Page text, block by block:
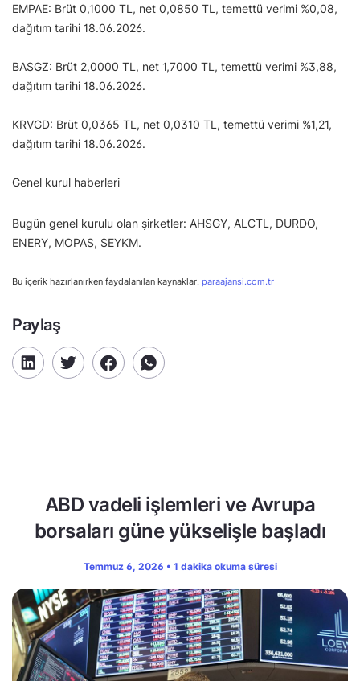
EMPAE: Brüt 0,1000 TL, net 0,0850 TL, temettü verimi %0,08,
dağıtım tarihi 18.06.2026.
BASGZ: Brüt 2,0000 TL, net 1,7000 TL, temettü verimi %3,88,
dağıtım tarihi 18.06.2026.
KRVGD: Brüt 0,0365 TL, net 0,0310 TL, temettü verimi %1,21,
dağıtım tarihi 18.06.2026.
Genel kurul haberleri
Bugün genel kurulu olan şirketler: AHSGY, ALCTL, DURDO,
ENERY, MOPAS, SEYKM.
Bu içerik hazırlanırken faydalanılan kaynaklar: paraajansi.com.tr
Paylaş
ABD vadeli işlemleri ve Avrupa
borsaları güne yükselişle başladı
Temmuz 6, 2026 • 1 dakika okuma süresi